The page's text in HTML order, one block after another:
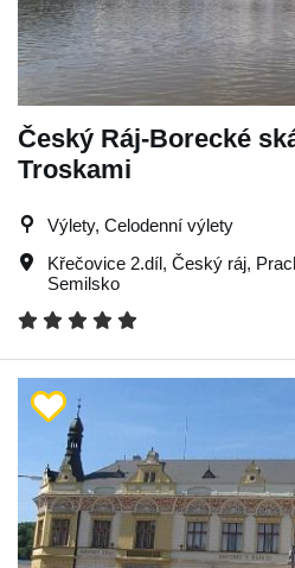
Český Ráj-Borecké
Troskami
Výlety, Celodenní výlety
Křečovice 2.díl, Český ráj,
Semilsko